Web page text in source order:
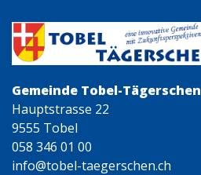
Gemeinde Tobel-Tägerschen
Hauptstrasse 22
9555 Tobel
058 346 01 00
info@tobel-taegerschen.ch